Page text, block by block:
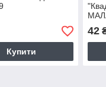
Купити
42